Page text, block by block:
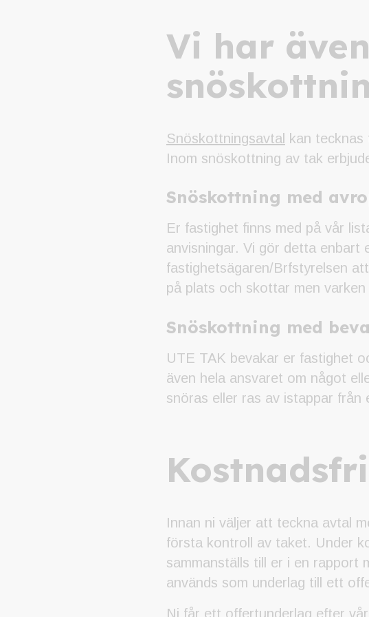
Vi har
Snöskottningsavtal kan tecknas
Inom snöskottning av tak
Snöskottning med
Er fastighet finns med på vår
anvisningar. Vi gör detta enbart
fastighetsägaren/Brfstyrelsen
på plats och skottar men
Snöskottning med
UTE TAK bevakar er fastighet
även hela ansvaret om något
snöras eller ras av istappar från
Innan ni väljer att teckna avtal
första kontroll av taket. Under
sammanställs till er i en rapport
används som underlag till ett
Ni får ett offertunderlag efter